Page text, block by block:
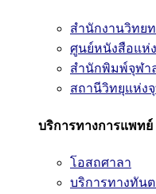
สำนักงานวิทย
ศูนย์หนังสือแห่
สำนักพิมพ์จุฬา
สถานีวิทยุแห่ง
บริการทางการแพทย์
โอสถศาลา
บริการทางทัน